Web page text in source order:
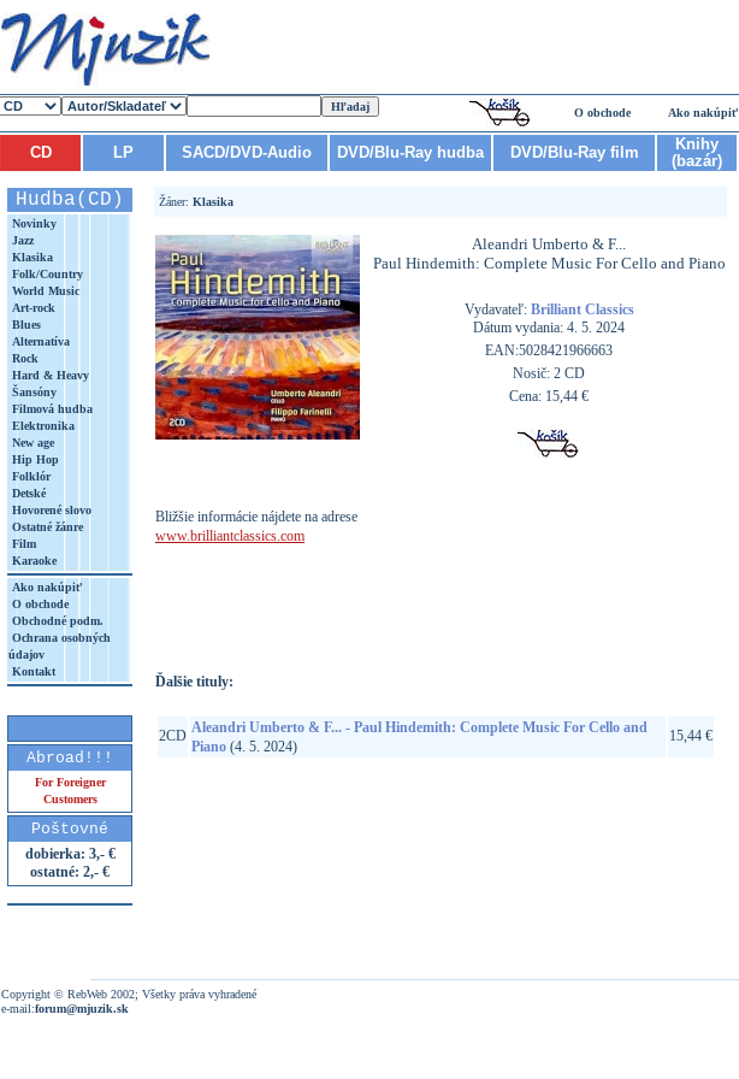
O obchode Ako nakúpiť
CD LP SACD/DVD-Audio DVD/Blu-Ray hudba DVD/Blu-Ray film
Knihy
(bazár)
Hudba(CD)
Novinky
Jazz
Klasika
Folk/Country
World Music
Art-rock
Blues
Alternatíva
Rock
Hard & Heavy
Šansóny
Filmová hudba
Elektronika
New age
Hip Hop
Folklór
Detské
Hovorené slovo
Ostatné žánre
Film
Karaoke
Ako nakúpiť
O obchode
Obchodné podm.
Ochrana osobných
údajov
Kontakt
Abroad!!!
For Foreigner
Customers
Poštovné
dobierka: 3,- €
ostatné: 2,- €
Žáner: Klasika
Aleandri Umberto & F...
Paul Hindemith: Complete Music For Cello and Piano
Vydavateľ: Brilliant Classics
Dátum vydania: 4. 5. 2024
EAN:5028421966663
Nosič: 2 CD
Cena: 15,44 €
Bližšie informácie nájdete na adrese
www.brilliantclassics.com
Ďalšie tituly:
2CD Aleandri Umberto & F... - Paul Hindemith: Complete Music For Cello and
Piano (4. 5. 2024)
15,44 €
Copyright © RebWeb 2002; Všetky práva vyhradené
e-mail:forum@mjuzik.sk